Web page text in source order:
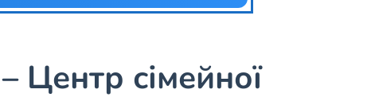
Центр сімейної